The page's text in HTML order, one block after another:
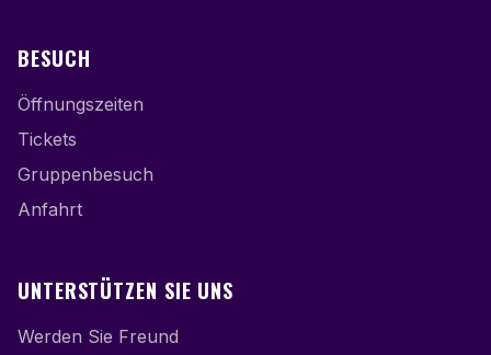
BESUCH
Öffnungszeiten
Tickets
Gruppenbesuch
Anfahrt
UNTERSTÜTZEN SIE UNS
Werden Sie Freund